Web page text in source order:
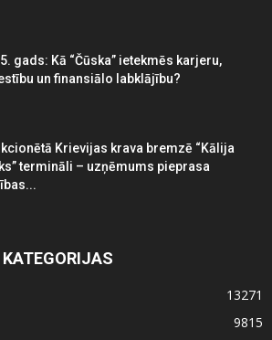
gads: Kā “Čūska” ietekmēs karjeru,
un finansiālo labklājību?
Krievijas krava bremzē “Kālija
termināli – uzņēmums pieprasa
13271
9815